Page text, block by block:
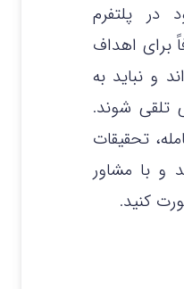
در پلتفرم
برای اهداف
و نباید به
تلقی شوند.
تحقیقات
و با مشاور
کنید.